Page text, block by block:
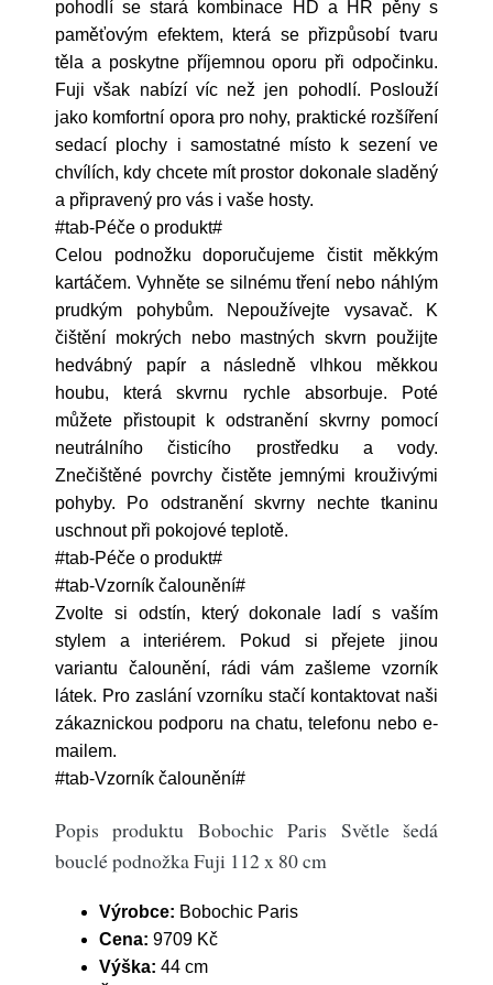
pohodlí se stará kombinace HD a HR pěny s
paměťovým efektem, která se přizpůsobí tvaru
těla a poskytne příjemnou oporu při odpočinku.
Fuji však nabízí víc než jen pohodlí. Poslouží
jako komfortní opora pro nohy, praktické rozšíření
sedací plochy i samostatné místo k sezení ve
chvílích, kdy chcete mít prostor dokonale sladěný
a připravený pro vás i vaše hosty.
#tab-Péče o produkt#
Celou podnožku doporučujeme čistit měkkým
kartáčem. Vyhněte se silnému tření nebo náhlým
prudkým pohybům. Nepoužívejte vysavač. K
čištění mokrých nebo mastných skvrn použijte
hedvábný papír a následně vlhkou měkkou
houbu, která skvrnu rychle absorbuje. Poté
můžete přistoupit k odstranění skvrny pomocí
neutrálního čisticího prostředku a vody.
Znečištěné povrchy čistěte jemnými krouživými
pohyby. Po odstranění skvrny nechte tkaninu
uschnout při pokojové teplotě.
#tab-Péče o produkt#
#tab-Vzorník čalounění#
Zvolte si odstín, který dokonale ladí s vaším
stylem a interiérem. Pokud si přejete jinou
variantu čalounění, rádi vám zašleme vzorník
látek. Pro zaslání vzorníku stačí kontaktovat naši
zákaznickou podporu na chatu, telefonu nebo e-
mailem.
#tab-Vzorník čalounění#
Popis produktu Bobochic Paris Světle šedá
bouclé podnožka Fuji 112 x 80 cm
Výrobce: Bobochic Paris
Cena: 9709 Kč
Výška: 44 cm